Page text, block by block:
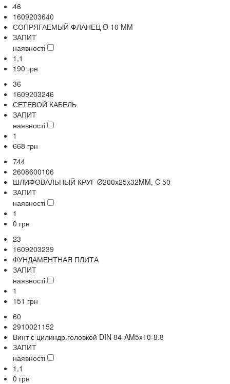
46
1609203640
СОПРЯГАЕМЫЙ ФЛАНЕЦ Ø 10 MM
ЗАПИТ
наявності
1,1
190 грн
36
1609203246
СЕТЕВОЙ КАБЕЛЬ
ЗАПИТ
наявності
1
668 грн
744
2608600106
ШЛИФОВАЛЬНЫЙ КРУГ Ø200x25x32MM, C 50
ЗАПИТ
наявності
1
0 грн
23
1609203239
ФУНДАМЕНТНАЯ ПЛИТА
ЗАПИТ
наявності
1
151 грн
60
2910021152
Винт с цилиндр.головкой DIN 84-AM5x10-8.8
ЗАПИТ
наявності
1,1
0 грн